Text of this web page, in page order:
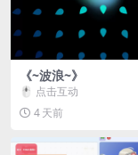
《~波浪~》
🖱️ 点击互动
4 天前